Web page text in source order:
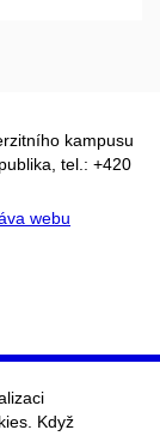
kampusu
tel.: +420
webu
Když